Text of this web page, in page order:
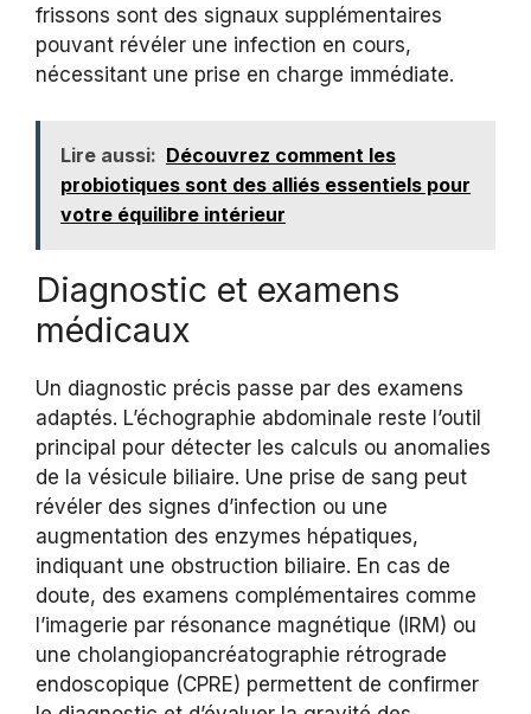
frissons sont des signaux supplémentaires
pouvant révéler une infection en cours,
nécessitant une prise en charge immédiate.
Lire aussi: Découvrez comment les
probiotiques sont des alliés essentiels pour
votre équilibre intérieur
Diagnostic et examens
médicaux
Un diagnostic précis passe par des examens
adaptés. L’échographie abdominale reste l’outil
principal pour détecter les calculs ou anomalies
de la vésicule biliaire. Une prise de sang peut
révéler des signes d’infection ou une
augmentation des enzymes hépatiques,
indiquant une obstruction biliaire. En cas de
doute, des examens complémentaires comme
l’imagerie par résonance magnétique (IRM) ou
une cholangiopancréatographie rétrograde
endoscopique (CPRE) permettent de confirmer